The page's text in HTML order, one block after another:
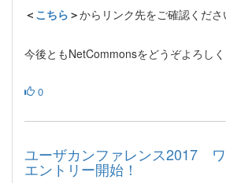
＜ こちら ＞からリンク先をご確認くださ
今後ともNetCommonsをどうぞよろしく
0
ユーザカンファレンス2017
エントリー開始！